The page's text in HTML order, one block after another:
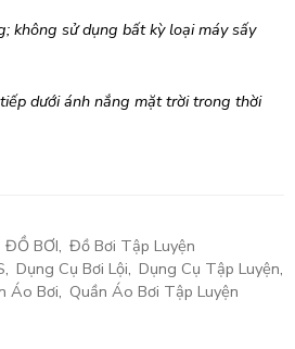
không sử dụng bất kỳ loại máy sấy
dưới ánh nắng mặt trời trong thời
ĐỒ BƠI, Đồ Bơi Tập Luyện
, Dụng Cụ Bơi Lội, Dụng Cụ Tập Luyện,
Áo Bơi, Quần Áo Bơi Tập Luyện